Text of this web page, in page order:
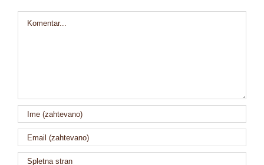
Comment